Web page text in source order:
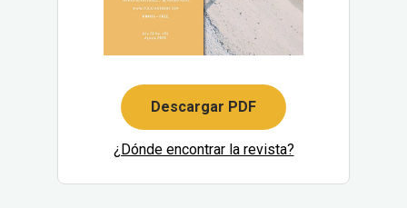
Descargar PDF
¿Dónde encontrar la revista?